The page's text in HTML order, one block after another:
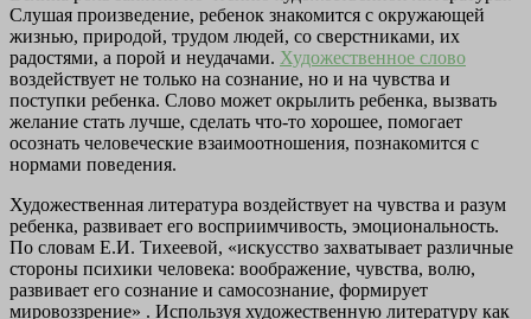
Слушая произведение, ребенок знакомится с окружающей
жизнью, природой, трудом людей, со сверстниками, их
радостями, а порой и неудачами. Художественное слово
воздействует не только на сознание, но и на чувства и
поступки ребенка. Слово может окрылить ребенка, вызвать
желание стать лучше, сделать что-то хорошее, помогает
осознать человеческие взаимоотношения, познакомится с
нормами поведения.
Художественная литература воздействует на чувства и разум
ребенка, развивает его восприимчивость, эмоциональность.
По словам Е.И. Тихеевой, «искусство захватывает различные
стороны психики человека: воображение, чувства, волю,
развивает его сознание и самосознание, формирует
мировоззрение» . Используя художественную литературу как